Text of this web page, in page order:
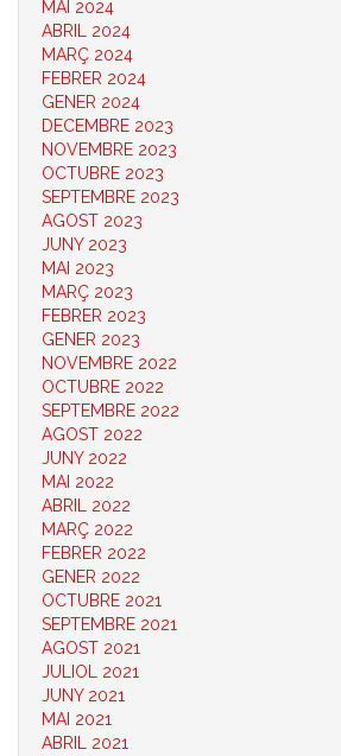
MAI 2024
ABRIL 2024
MARÇ 2024
FEBRER 2024
GENER 2024
DECEMBRE 2023
NOVEMBRE 2023
OCTUBRE 2023
SEPTEMBRE 2023
AGOST 2023
JUNY 2023
MAI 2023
MARÇ 2023
FEBRER 2023
GENER 2023
NOVEMBRE 2022
OCTUBRE 2022
SEPTEMBRE 2022
AGOST 2022
JUNY 2022
MAI 2022
ABRIL 2022
MARÇ 2022
FEBRER 2022
GENER 2022
OCTUBRE 2021
SEPTEMBRE 2021
AGOST 2021
JULIOL 2021
JUNY 2021
MAI 2021
ABRIL 2021